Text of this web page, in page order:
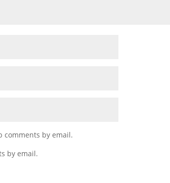
comments by email.
by email.